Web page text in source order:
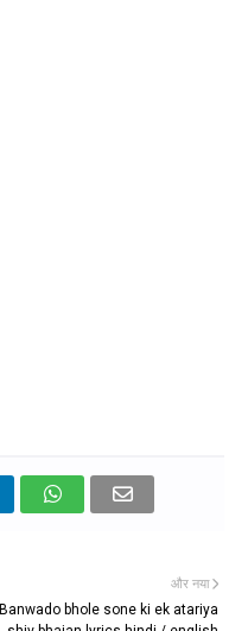
और नया
Banwado bhole sone ki ek atariya